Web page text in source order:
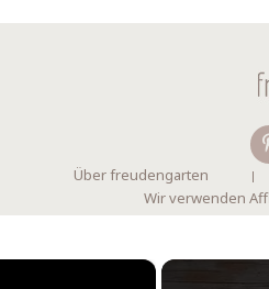
Über freudengarten
Wir verwenden
×